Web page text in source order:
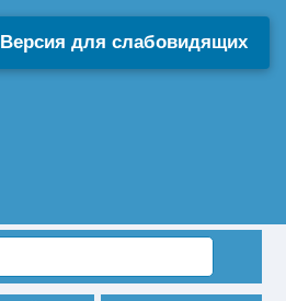
Версия для слабовидящих